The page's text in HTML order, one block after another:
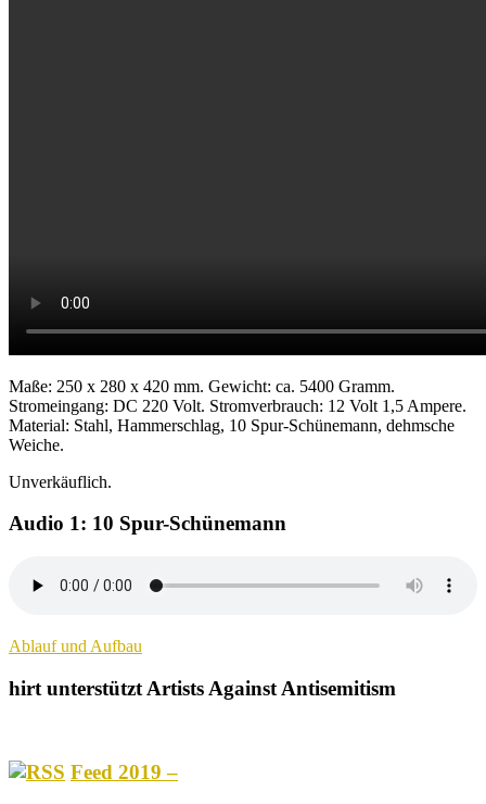
Maße: 250 x 280 x 420 mm. Gewicht: ca. 5400 Gramm.
Stromeingang: DC 220 Volt. Stromverbrauch: 12 Volt 1,5 Ampere.
Material: Stahl, Hammerschlag, 10 Spur-Schünemann, dehmsche
Weiche.
Unverkäuflich.
Audio 1: 10 Spur-Schünemann
Ablauf und Aufbau
hirt unterstützt Artists Against Antisemitism
Feed 2019 –